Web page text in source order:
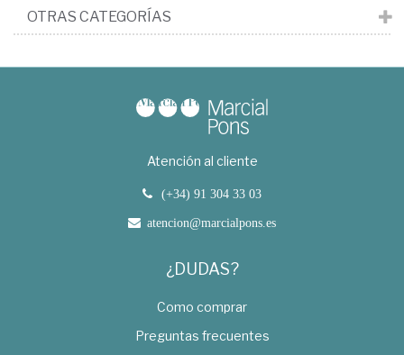
OTRAS CATEGORÍAS
Atención al cliente
(+34) 91 304 33 03
atencion@marcialpons.es
¿DUDAS?
Como comprar
Preguntas frecuentes